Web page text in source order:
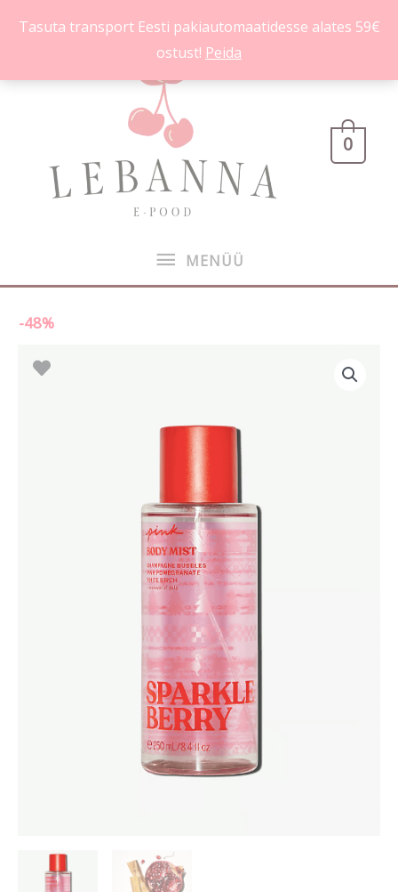
Tasuta transport Eesti pakiautomaatidesse alates 59€
ostust! Peida
MENÜÜ
MENÜÜ
0
-48%
on:
11.90 €.
Sparkle
Berry